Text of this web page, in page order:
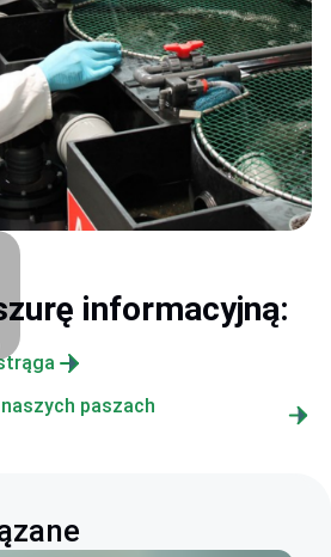
informacyjną:
paszach